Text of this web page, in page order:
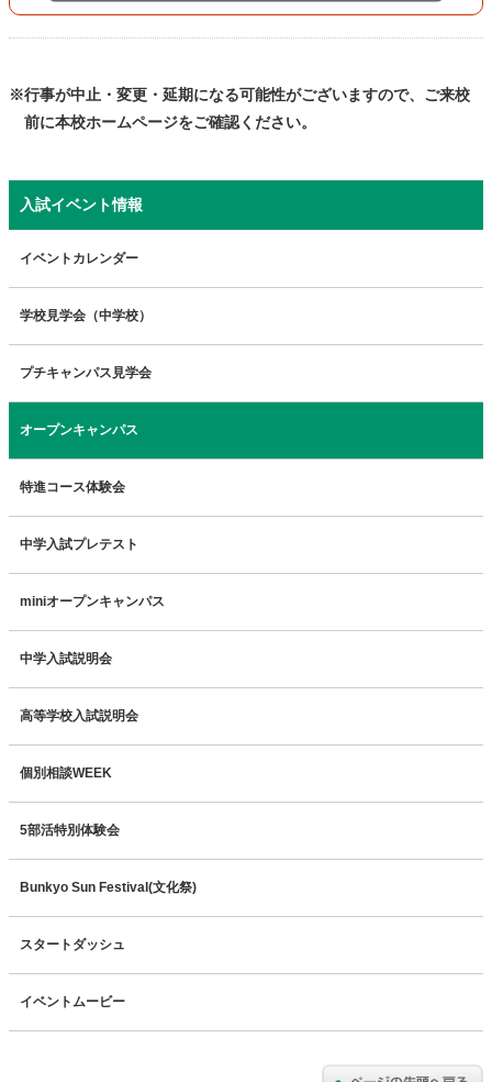
※行事が中止・変更・延期になる可能性がございますので、ご来校
前に本校ホームページをご確認ください。
入試イベント情報
イベントカレンダー
学校見学会（中学校）
プチキャンパス見学会
オープンキャンパス
特進コース体験会
中学入試プレテスト
miniオープンキャンパス
中学入試説明会
高等学校入試説明会
個別相談WEEK
5部活特別体験会
Bunkyo Sun Festival(文化祭)
スタートダッシュ
イベントムービー